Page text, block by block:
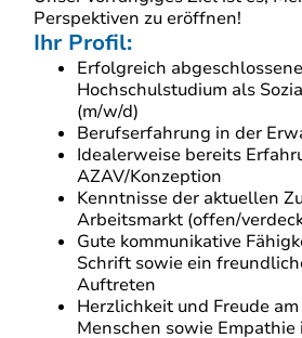
Perspektiven zu eröffnen!
Ihr Profil:
Erfolgreich
Hochschulstudium als
(m/w/d)
Berufserfahrung in der
Idealerweise bereits
AZAV/Konzeption
Kenntnisse der aktuellen
Arbeitsmarkt (offen/
Gute kommunikative
Schrift sowie ein
Auftreten
Herzlichkeit und Freude
Menschen sowie Empathie